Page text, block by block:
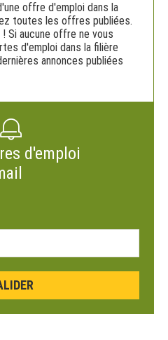
offre d'emploi dans la
toutes les offres publiées.
Si aucune offre ne vous
d'emploi dans la filière
annonces publiées
d'emploi